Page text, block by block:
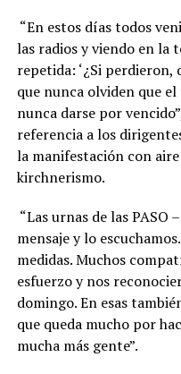
“En estos días todos
las radios y viendo en la
repetida: ‘¿Si perdieron,
que nunca olviden que
nunca darse por
referencia a los
la manifestación con
kirchnerismo.
“Las urnas de las PASO
mensaje y lo
medidas. Muchos
esfuerzo y nos
domingo. En esas
que queda mucho por
mucha más gente”.